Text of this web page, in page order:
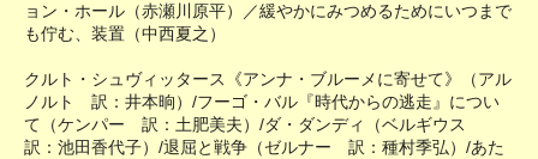
ョン・ホール（赤瀬川原平）／緩やかにみつめるためにいつまで
も佇む、装置（中西夏之）
クルト・シュヴィッタース《アンナ・ブルーメに寄せて》（アル
ノルト 訳：井本晌）/フーゴ・バル『時代からの逃走』につい
て（ケンパー 訳：土肥美夫）/ダ・ダンディ（ベルギウス
訳：池田香代子）/退屈と戦争（ゼルナー 訳：種村季弘）/あた